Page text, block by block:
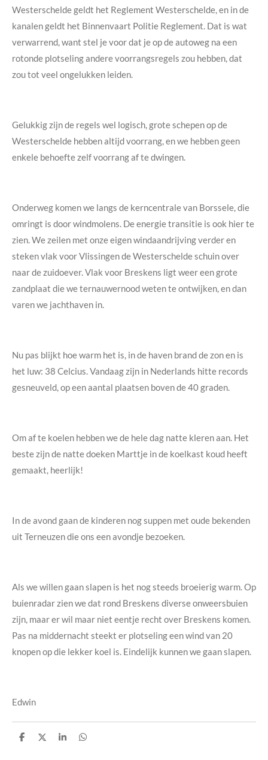
Westerschelde geldt het Reglement Westerschelde, en in de
kanalen geldt het Binnenvaart Politie Reglement. Dat is wat
verwarrend, want stel je voor dat je op de autoweg na een
rotonde plotseling andere voorrangsregels zou hebben, dat
zou tot veel ongelukken leiden.
Gelukkig zijn de regels wel logisch, grote schepen op de
Westerschelde hebben altijd voorrang, en we hebben geen
enkele behoefte zelf voorrang af te dwingen.
Onderweg komen we langs de kerncentrale van Borssele, die
omringt is door windmolens. De energie transitie is ook hier te
zien. We zeilen met onze eigen windaandrijving verder en
steken vlak voor Vlissingen de Westerschelde schuin over
naar de zuidoever. Vlak voor Breskens ligt weer een grote
zandplaat die we ternauwernood weten te ontwijken, en dan
varen we jachthaven in.
Nu pas blijkt hoe warm het is, in de haven brand de zon en is
het luw: 38 Celcius. Vandaag zijn in Nederlands hitte records
gesneuveld, op een aantal plaatsen boven de 40 graden.
Om af te koelen hebben we de hele dag natte kleren aan. Het
beste zijn de natte doeken Marttje in de koelkast koud heeft
gemaakt, heerlijk!
In de avond gaan de kinderen nog suppen met oude bekenden
uit Terneuzen die ons een avondje bezoeken.
Als we willen gaan slapen is het nog steeds broeierig warm. Op
buienradar zien we dat rond Breskens diverse onweersbuien
zijn, maar er wil maar niet eentje recht over Breskens komen.
Pas na middernacht steekt er plotseling een wind van 20
knopen op die lekker koel is. Eindelijk kunnen we gaan slapen.
Edwin
D
D
S
D